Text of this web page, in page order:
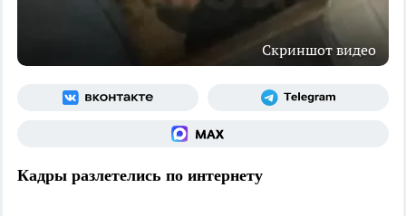
Скриншот видео
Кадры разлетелись по интернету